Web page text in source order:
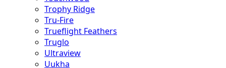
Trophy Ridge
Tru-Fire
Trueflight Feathers
Truglo
Ultraview
Uukha